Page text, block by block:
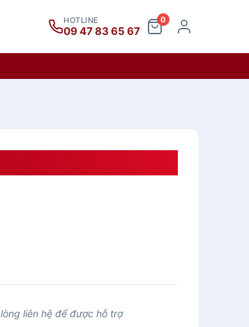
HOTLINE
09 47 83 65 67
0
liên hệ để được hỗ trợ